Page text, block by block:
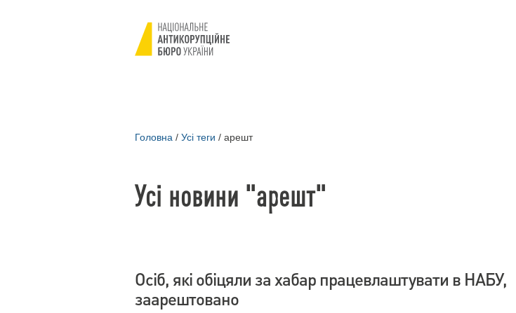
Головна / Усі теги / арешт
Усі новини "арешт"
Осіб, які обіцяли за хабар працевлаштувати в НАБУ,
заарештовано